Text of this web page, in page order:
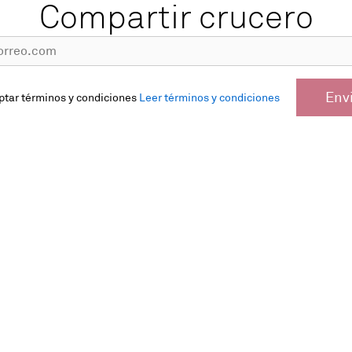
Compartir crucero
términos y condiciones Leer términos y condiciones